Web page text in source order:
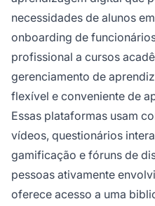
necessidades de alunos
onboarding de
profissional a cursos
gerenciamento de
flexível e conveniente de
Essas plataformas usam
vídeos, questionários
gamificação e fóruns de
pessoas ativamente
oferece acesso a uma